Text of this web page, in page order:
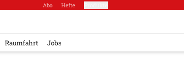
Abo Hefte
Raumfahrt Jobs